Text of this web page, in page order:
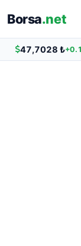
Borsa.net
47,7028 ₺